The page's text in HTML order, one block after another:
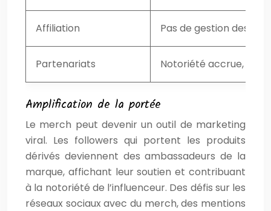
Affiliation Pas de gestion des
Partenariats Notoriété accrue,
Amplification de la portée
Le merch peut devenir un outil de marketing
viral. Les followers qui portent les produits
dérivés deviennent des ambassadeurs de la
marque, affichant leur soutien et contribuant
à la notoriété de l’influenceur. Des défis sur les
réseaux sociaux avec du merch, des mentions